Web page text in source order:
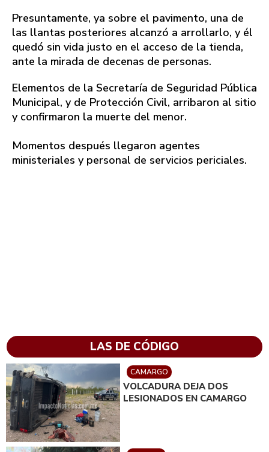
Presuntamente, ya sobre el pavimento, una de
las llantas posteriores alcanzó a arrollarlo, y él
quedó sin vida justo en el acceso de la tienda,
ante la mirada de decenas de personas.
Elementos de la Secretaría de Seguridad Pública
Municipal, y de Protección Civil, arribaron al sitio
y confirmaron la muerte del menor.
Momentos después llegaron agentes
ministeriales y personal de servicios periciales.
LAS DE CÓDIGO
CAMARGO
VOLCADURA DEJA DOS
LESIONADOS EN CAMARGO